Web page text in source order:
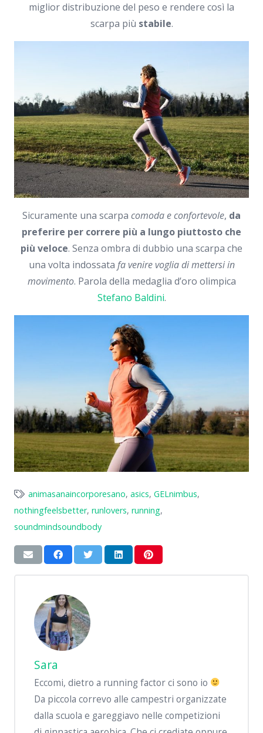
miglior distribuzione del peso e rendere così la
scarpa più stabile.
Sicuramente una scarpa comoda e confortevole, da
preferire per correre più a lungo piuttosto che
più veloce. Senza ombra di dubbio una scarpa che
una volta indossata fa venire voglia di mettersi in
movimento. Parola della medaglia d’oro olimpica
Stefano Baldini.
animasanaincorporesano, asics, GELnimbus,
nothingfeelsbetter, runlovers, running,
soundmindsoundbody
Sara
Eccomi, dietro a running factor ci sono io
Da piccola correvo alle campestri organizzate
dalla scuola e gareggiavo nelle competizioni